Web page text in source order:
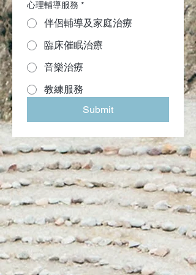
心理輔導服務 *
伴侶輔導及家庭治療
臨床催眠治療
音樂治療
教練服務
Submit